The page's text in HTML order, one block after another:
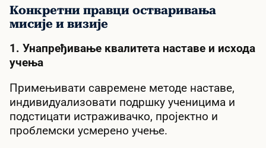
Конкретни правци остваривања
мисије и визије
1. Унапређивање квалитета наставе и исхода
учења
Примењивати савремене методе наставе,
индивидуализовати подршку ученицима и
подстицати истраживачко, пројектно и
проблемски усмерено учење.